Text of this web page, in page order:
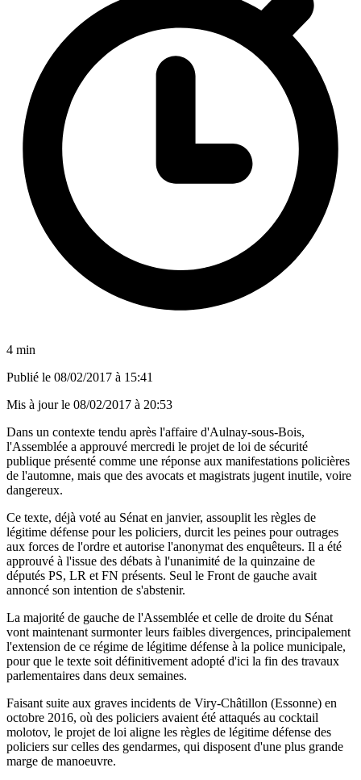
4 min
Publié le 08/02/2017 à 15:41
Mis à jour le 08/02/2017 à 20:53
Dans un contexte tendu après l'affaire d'Aulnay-sous-Bois,
l'Assemblée a approuvé mercredi le projet de loi de sécurité
publique présenté comme une réponse aux manifestations policières
de l'automne, mais que des avocats et magistrats jugent inutile, voire
dangereux.
Ce texte, déjà voté au Sénat en janvier, assouplit les règles de
légitime défense pour les policiers, durcit les peines pour outrages
aux forces de l'ordre et autorise l'anonymat des enquêteurs. Il a été
approuvé à l'issue des débats à l'unanimité de la quinzaine de
députés PS, LR et FN présents. Seul le Front de gauche avait
annoncé son intention de s'abstenir.
La majorité de gauche de l'Assemblée et celle de droite du Sénat
vont maintenant surmonter leurs faibles divergences, principalement
l'extension de ce régime de légitime défense à la police municipale,
pour que le texte soit définitivement adopté d'ici la fin des travaux
parlementaires dans deux semaines.
Faisant suite aux graves incidents de Viry-Châtillon (Essonne) en
octobre 2016, où des policiers avaient été attaqués au cocktail
molotov, le projet de loi aligne les règles de légitime défense des
policiers sur celles des gendarmes, qui disposent d'une plus grande
marge de manoeuvre.